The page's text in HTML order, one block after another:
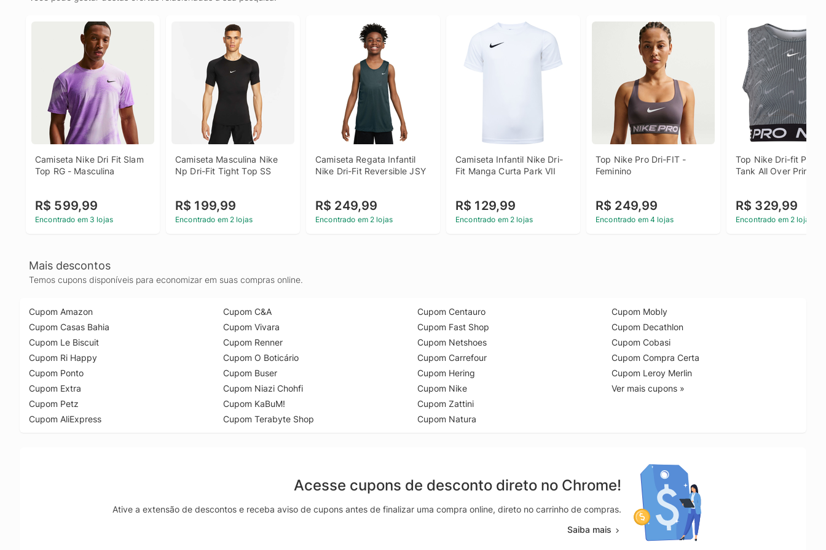
Camiseta Nike Dri Fit Slam
Top RG - Masculina
R$ 599,99
Encontrado em 3 lojas
Camiseta Masculina Nike
Np Dri-Fit Tight Top SS
R$ 199,99
Encontrado em 2 lojas
Camiseta Regata Infantil
Nike Dri-Fit Reversible JSY
R$ 249,99
Encontrado em 2 lojas
Camiseta Infantil Nike Dri-
Fit Manga Curta Park VII
R$ 129,99
Encontrado em 2 lojas
Top Nike Pro Dri-FIT -
Feminino
R$ 249,99
Encontrado em 4 lojas
Top Nike Dri-fit Pro
Tank All Over Print
R$ 329,99
Encontrado em 2 lojas
Mais descontos
Temos cupons disponíveis para economizar em suas compras online.
Cupom Amazon
Cupom Casas Bahia
Cupom Le Biscuit
Cupom Ri Happy
Cupom Ponto
Cupom Extra
Cupom Petz
Cupom AliExpress
Cupom C&A
Cupom Vivara
Cupom Renner
Cupom O Boticário
Cupom Buser
Cupom Niazi Chohfi
Cupom KaBuM!
Cupom Terabyte Shop
Cupom Centauro
Cupom Fast Shop
Cupom Netshoes
Cupom Carrefour
Cupom Hering
Cupom Nike
Cupom Zattini
Cupom Natura
Cupom Mobly
Cupom Decathlon
Cupom Cobasi
Cupom Compra Certa
Cupom Leroy Merlin
Ver mais cupons »
Acesse cupons de desconto direto no Chrome!
Ative a extensão de descontos e receba aviso de cupons antes de finalizar uma compra online, direto no carrinho de compras.
Saiba mais